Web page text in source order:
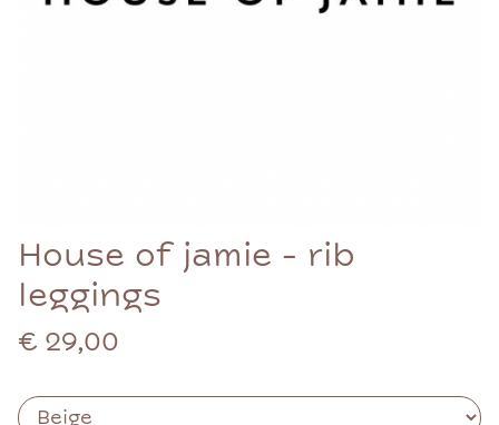
House of jamie - rib
leggings
€ 29,00